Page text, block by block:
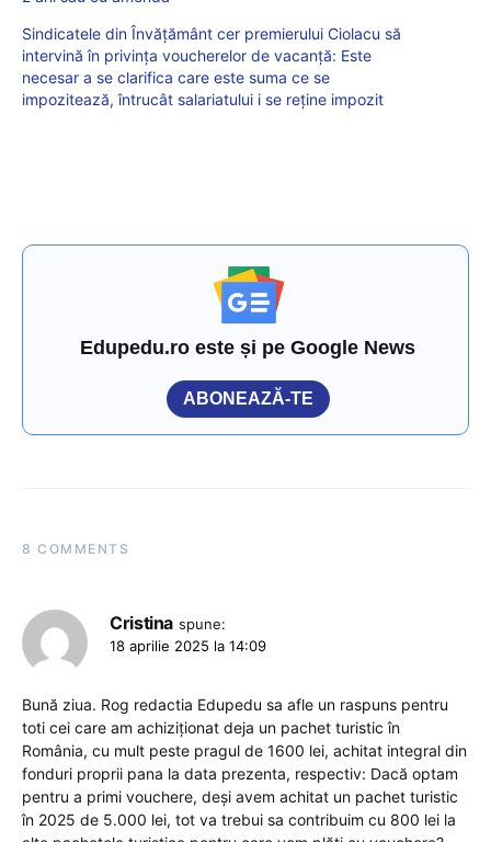
Sindicatele din Învățământ cer premierului Ciolacu să
intervină în privința voucherelor de vacanță: Este
necesar a se clarifica care este suma ce se
impozitează, întrucât salariatului i se reține impozit
Edupedu.ro este și pe Google News
ABONEAZĂ-TE
8 COMMENTS
Cristina spune:
18 aprilie 2025 la 14:09
Bună ziua. Rog redactia Edupedu sa afle un raspuns pentru
toti cei care am achiziționat deja un pachet turistic în
România, cu mult peste pragul de 1600 lei, achitat integral din
fonduri proprii pana la data prezenta, respectiv: Dacă optam
pentru a primi vouchere, deși avem achitat un pachet turistic
în 2025 de 5.000 lei, tot va trebui sa contribuim cu 800 lei la